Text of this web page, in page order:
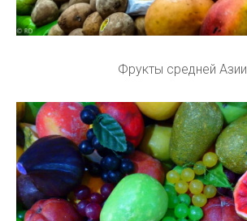
Фрукты средней Азии